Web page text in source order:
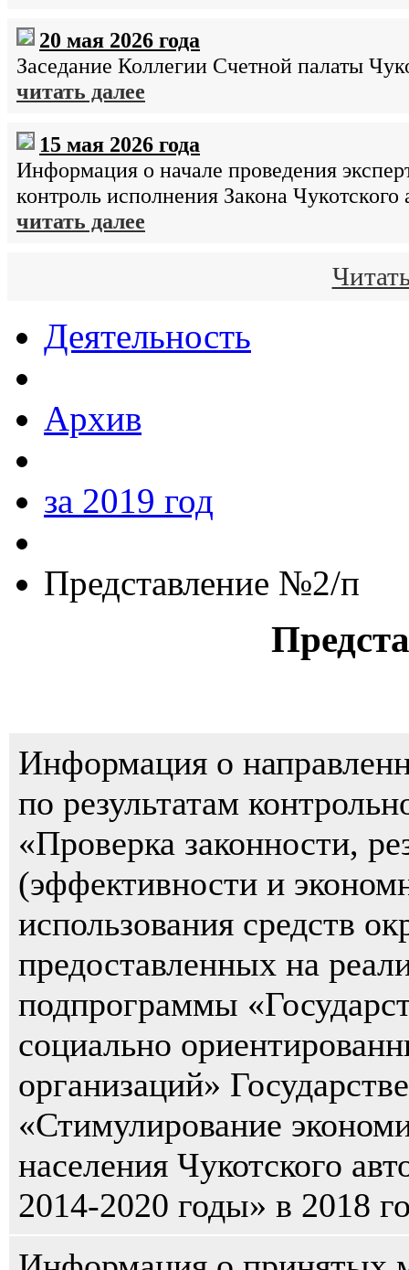
20 мая 2026 года
Заседание Коллегии Счетной палаты
читать далее
15 мая 2026 года
Информация о начале проведения
контроль исполнения Закона
читать далее
Деятельность
Архив
за 2019 год
Представление №2/п
Информация о
по результатам
«Проверка законности,
(эффективности и
использования средств
предоставленных на
подпрограммы
социально
организаций»
«Стимулирование
населения Чукотского
2014-2020 годы» в 2018